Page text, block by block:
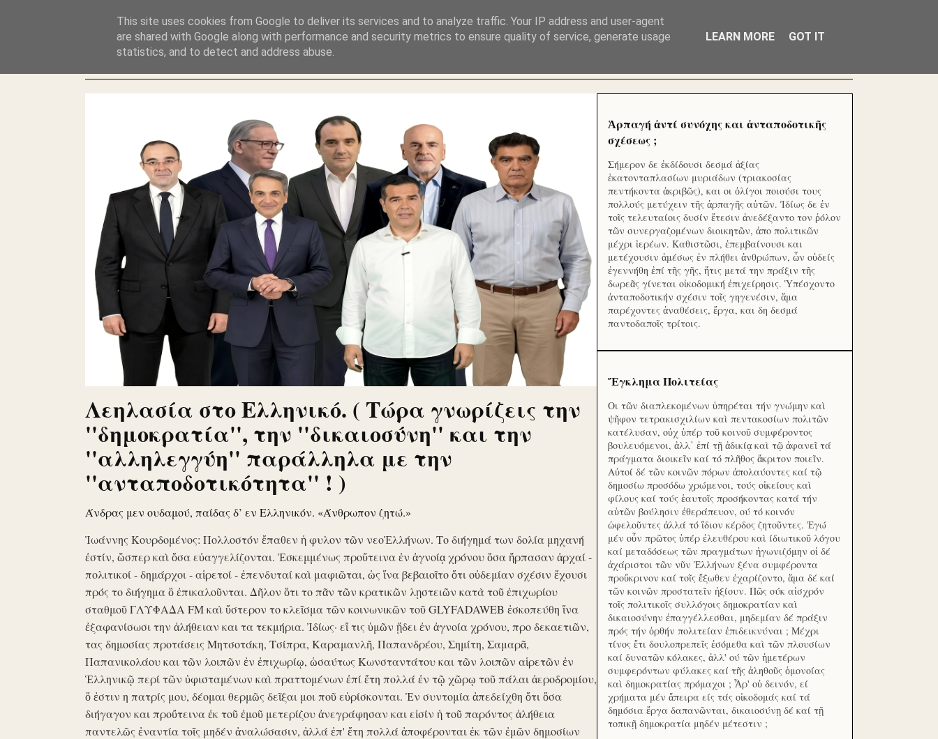
ΛΕΗΛΑΣΙΑ ΚΑΙ ΕΓΚΛΗΜΑ ?
Λεηλασία στο Ελληνικό. ( Τώρα γνωρίζεις την
''δημοκρατία'', την ''δικαιοσύνη'' και την
''αλληλεγγύη'' παράλληλα με την
''ανταποδοτικότητα'' ! )
Άνδρας μεν ουδαμού, παίδας δ’ εν Ελληνικόν. «Άνθρωπον ζητώ.»
Ἰωάννης Κουρδομένος: Πολλοστόν ἔπαθεν ἡ φυλον τῶν νεοἙλλήνων. Το διήγημά των δολία μηχανή
ἐστίν, ὥσπερ καὶ ὅσα εὐαγγελίζονται. Ἐσκεμμένως προὔτεινα ἐν ἀγνοίᾳ χρόνου ὅσα ἥρπασαν ἀρχαί -
πολιτικοί - δημάρχοι - αἱρετοί - ἐπενδυταί καὶ μαφιῶται, ὡς ἵνα βεβαιοῖτο ὅτι οὐδεμίαν σχέσιν ἔχουσι
πρός το διήγημα ὃ ἐπικαλοῦνται. Δῆλον ὅτι το πᾶν τῶν κρατικῶν λῃστειῶν κατὰ τοῦ ἐπιχωρίου
σταθμοῦ ΓΛΥΦΑΔΑ FM καὶ ὕστερον το κλεῖσμα τῶν κοινωνικῶν τοῦ GLYFADAWEB ἐσκοπεύθη ἵνα
ἐξαφανίσωσι την ἀλήθειαν και τα τεκμήρια. Ἰδίως· εἴ τις ὑμῶν ᾔδει ἐν ἀγνοία χρόνου, προ δεκαετιῶν,
τας δημοσίας προτάσεις Μητσοτάκη, Τσίπρα, Καραμανλῆ, Παπανδρέου, Σημίτη, Σαμαρᾶ,
Παπανικολάου και τῶν λοιπῶν ἐν ἐπιχωρίῳ, ὡσαύτως Κωνσταντάτου και τῶν λοιπῶν αἱρετῶν ἐν
Ἑλληνικῷ περί τῶν ὑφισταμένων καὶ πραττομένων ἐπί ἔτη πολλά ἐν τῷ χῶρῳ τοῦ πάλαι ἀεροδρομίου,
ὅ ἐστιν η πατρίς μου, δέομαι θερμῶς δεῖξαι μοι ποῦ εὑρίσκονται. Ἐν συντομία ἀπεδείχθη ὅτι ὅσα
διήγαγον και προὔτεινα ἐκ τοῦ ἐμοῦ μετερίζου ἀνεγράφησαν και εἰσίν ἡ τοῦ παρόντος ἀλήθεια
παντελῶς ἐναντία τοῖς μηδέν ἀναλώσασιν, ἀλλά ἐπ' ἔτη πολλά ἀποφέρονται ἐκ τῶν ἐμῶν δημοσίων
Ἁρπαγή ἀντί συνόχης και ἀνταποδοτικῆς
σχέσεως ;
Σήμερον δε ἐκδίδουσι δεσμά ἀξίας
ἑκατονταπλασίων μυριάδων (τριακοσίας
πεντήκοντα ἀκριβῶς), και οι ὀλίγοι ποιούσι τους
πολλούς μετύχειν τῆς ἁρπαγῆς αὐτῶν. Ἰδίως δε ἐν
τοῖς τελευταίοις δυσίν ἔτεσιν ἀνεδέξαντο τον ῥόλον
τῶν συνεργαζομένων διοικητῶν, ἀπο πολιτικῶν
μέχρι ἱερέων. Καθιστῶσι, ἐπεμβαίνουσι και
μετέχουσιν ἀμέσως ἐν πλήθει ἀνθρώπων, ὧν οὐδείς
ἐγεννήθη ἐπί τῆς γῆς, ἥτις μετά την πράξιν τῆς
δωρεᾶς γίνεται οἰκοδομική ἐπιχείρησις. Ὑπέσχοντο
ἀνταποδοτικήν σχέσιν τοῖς γηγενέσιν, ἅμα
παρέχοντες ἀναθέσεις, ἔργα, και δη δεσμά
παντοδαποῖς τρίτοις.
Ἔγκλημα Πολιτείας
Οι τῶν διαπλεκομένων ὑπηρέται τήν γνώμην καὶ
ψῆφον τετρακισχιλίων καὶ πεντακοσίων πολιτῶν
κατέλυσαν, οὐχ ὑπέρ τοῦ κοινοῦ συμφέροντος
βουλευόμενοι, ἀλλ᾽ ἐπί τῇ ἀδικίᾳ καὶ τῷ ἀφανεῖ τά
πράγματα διοικεῖν καί τό πλῆθος ἄκριτον ποιεῖν.
Αὐτοί δέ τῶν κοινῶν πόρων ἀπολαύοντες καί τῷ
δημοσίω προσόδω χρώμενοι, τούς οἰκείους καὶ
φίλους καί τούς ἑαυτοῖς προσήκοντας κατά τήν
αὑτῶν βούλησιν ἐθεράπευον, ού τό κοινόν
ὠφελοῦντες ἀλλά τό ἴδιον κέρδος ζητοῦντες. Ἐγώ
μέν οὖν πρῶτος ὑπέρ ἐλευθέρου καὶ ίδιωτικοῦ λόγου
καί μεταδόσεως τῶν πραγμάτων ἠγωνιζόμην οἱ δέ
ἀχάριστοι τῶν νῦν Ἑλλήνων ξένα συμφέροντα
προὔκρινον καί τοῖς ἔξωθεν ἐχαρίζοντο, ἅμα δέ καί
τῶν κοινῶν προστατεῖν ἠξίουν. Πῶς ούκ αἰσχρόν
τοῖς πολιτικοῖς συλλόγοις δημοκρατίαν καὶ
δικαιοσύνην ἐπαγγέλλεσθαι, μηδεμίαν δέ πράξιν
πρός τήν ὀρθήν πολιτείαν ἐπιδεικνύναι ; Μέχρι
τίνος ἔτι δουλοπρεπεῖς ἐσόμεθα καὶ τῶν πλουσίων
καί δυνατῶν κόλακες, ἀλλ' ού τῶν ἡμετέρων
συμφερόντων φύλακες καί τῆς ἀληθοῦς ὁμονοίας
καὶ δημοκρατίας πρόμαχοι ; Ἆρ' οὐ δεινόν, εί
χρήματα μέν ἄπειρα είς τάς οἰκοδομάς καί τά
δημόσια ἔργα δαπανῶνται, δικαιοσύνῃ δέ καί τῇ
τοπικῇ δημοκρατία μηδέν μέτεστιν ;
This site uses cookies from Google to deliver its services and to analyze traffic. Your IP address and user-agent
are shared with Google along with performance and security metrics to ensure quality of service, generate usage
statistics, and to detect and address abuse.
LEARN MORE GOT IT